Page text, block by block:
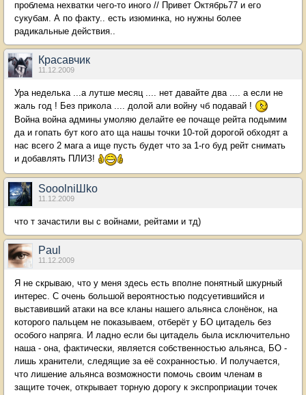
проблема нехватки чего-то иного // Привет Октябрь77 и его
сукубам. А по факту.. есть изюминка, но нужны более
радикальные действия..
Красавчик
11.12.2009
Ура неделька ...а лутше месяц .... нет давайте два .... а если не
жаль год ! Без прикола .... долой али войну чб подавай !
Война война админы умоляю делайте ее почаще рейта подымим
да и гопать бут кого ато ща нашы точки 10-той дорогой обходят а
нас всего 2 мага а ище пусть будет что за 1-го буд рейт снимать
и добавлять ПЛИЗ!
SooolniШko
11.12.2009
что т зачастили вы с войнами, рейтами и тд)
Paul
11.12.2009
Я не скрываю, что у меня здесь есть вполне понятный шкурный
интерес. С очень большой вероятностью подсуетившийся и
выставивший атаки на все кланы нашего альянса слонёнок, на
которого пальцем не показываем, отберёт у БО цитадель без
особого напряга. И ладно если бы цитадель была исключительно
наша - она, фактически, является собственностью альянса, БО -
лишь хранители, следящие за её сохранностью. И получается,
что лишение альянса возможности помочь своим членам в
защите точек, открывает торную дорогу к экспроприации точек